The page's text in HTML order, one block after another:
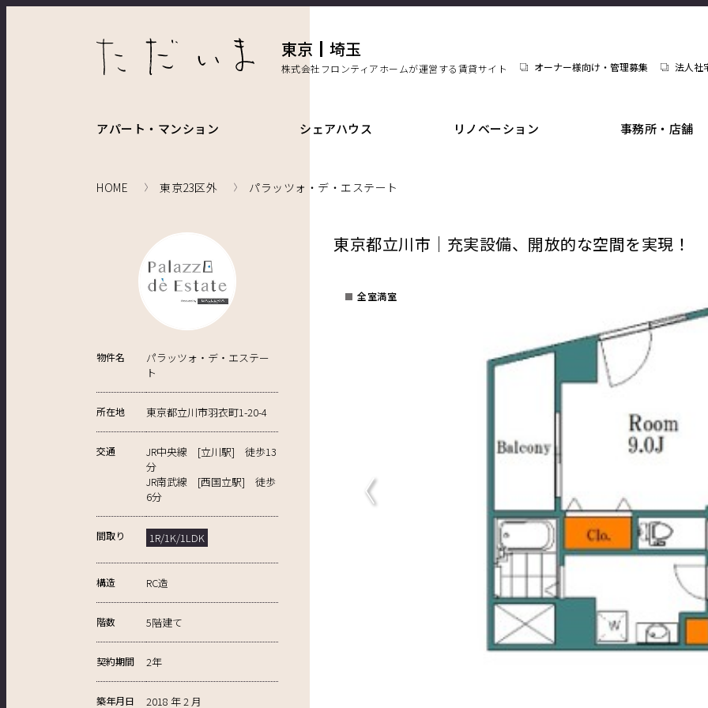
東京 埼玉
株式会社フロンティアホームが運営する賃貸サイト オーナー様向け・管理募集 法人社
アパート・マンション シェアハウス リノベーション 事務所・店舗
HOME 東京23区外 パラッツォ・デ・エステート
東京都立川市｜充実設備、開放的な空間を実現！
全室満室
物件名
パラッツォ・デ・エステー
ト
所在地 東京都立川市羽衣町1-20-4
交通
JR中央線 [立川駅] 徒歩13
分
JR南武線 [西国立駅] 徒歩
6分
間取り 1R/1K/1LDK
構造 RC造
階数 5階建て
契約期間 2年
築年月日 2018 年 2 月